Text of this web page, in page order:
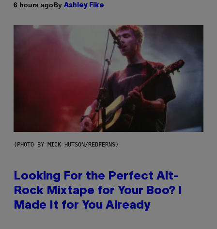
6 hours agoBy Ashley Fike
(PHOTO BY MICK HUTSON/REDFERNS)
Looking For the Perfect Alt-
Rock Mixtape for Your Boo? I
Made It for You Already